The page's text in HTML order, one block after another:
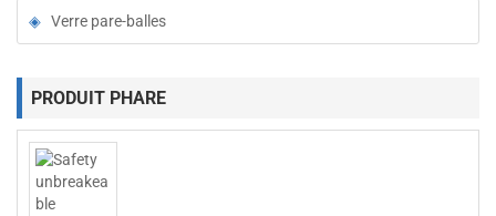
Verre pare-balles
PRODUIT PHARE